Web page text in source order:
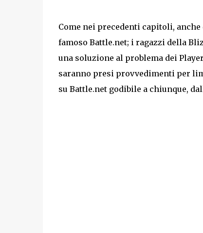
Come nei precedenti capitoli,
famoso Battle.net; i ragazzi della
una soluzione al problema dei
saranno presi provvedimenti per
su Battle.net godibile a chiunque,